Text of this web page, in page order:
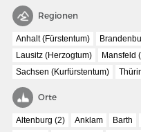
MERIANS DEUTSCHLAND
Bildergalerie Topographia
Impressum
Regionen
Anhalt (Fürstentum)
Lausitz (Herzogtum)
Mansfeld
Sachsen (Kurfürstentum)
Orte
Altenburg (2) Anklam Barth